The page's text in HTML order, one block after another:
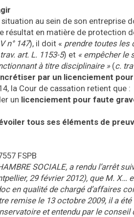
au sein de son entreprise
résultat en matière de protection
n° 147), il doit « prendre toutes les
art. L. 1153-5) et « empêcher le
à titre disciplinaire »(c.
par un licenciement
la Cour de cassation retient que :
un licenciement pour faute
tous ses éléments de
FSPB
SOCIALE, a rendu l’arrêt
29 février 2012), que M. X…
en qualité de chargé d’affaires
remise le 13 octobre 2009, il a
et entendu par le